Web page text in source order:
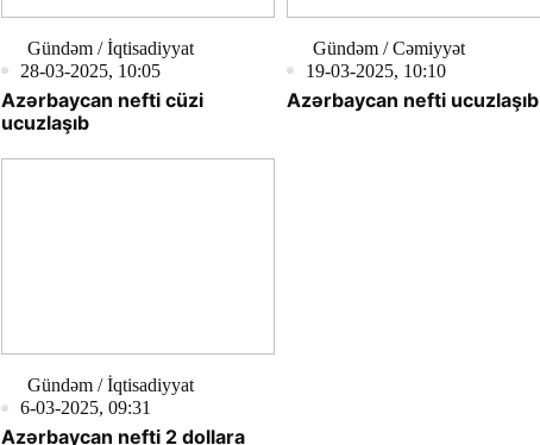
Gündəm / İqtisadiyyat
28-03-2025, 10:05
Azərbaycan nefti cüzi
ucuzlaşıb
Gündəm / Cəmiyyət
19-03-2025, 10:10
Azərbaycan nefti ucuzlaşıb
Gündəm / İqtisadiyyat
6-03-2025, 09:31
Azərbaycan nefti 2 dollara